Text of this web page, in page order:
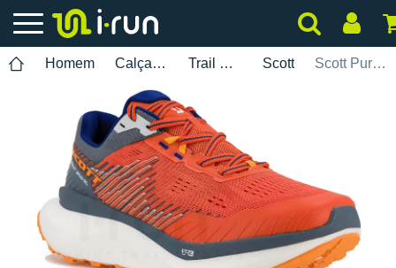
Homem Calçados Trail Running Scott Scott Pursuit Gravel